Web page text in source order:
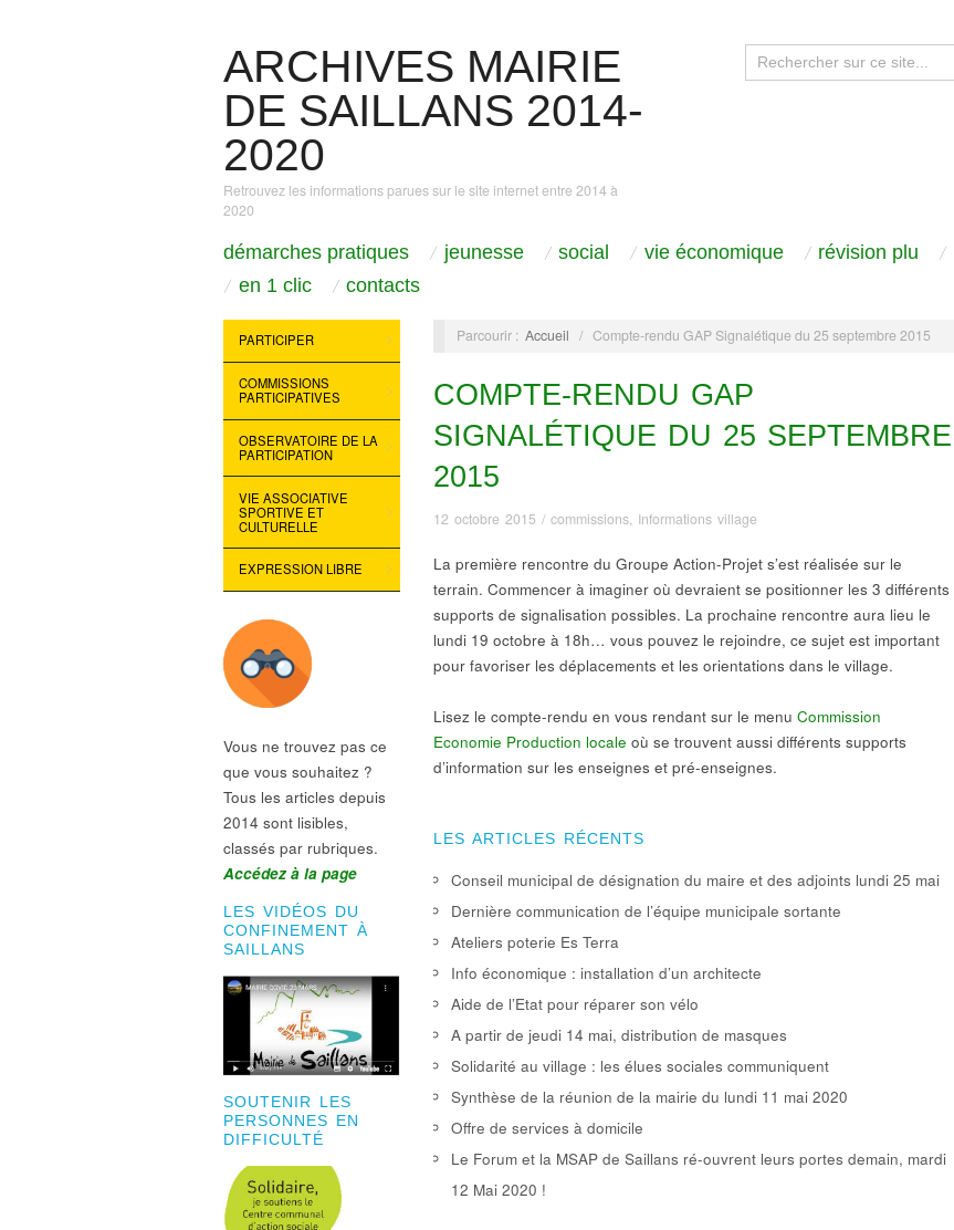
ARCHIVES MAIRIE
DE SAILLANS 2014-
2020
Retrouvez les informations parues sur le site internet entre 2014 à
2020
démarches pratiques jeunesse social vie économique révision plu
en 1 clic
contacts
PARTICIPER
COMMISSIONS
PARTICIPATIVES
OBSERVATOIRE DE LA
PARTICIPATION
VIE ASSOCIATIVE
SPORTIVE ET
CULTURELLE
EXPRESSION LIBRE
Vous ne trouvez pas ce
que vous souhaitez ?
Tous les articles depuis
2014 sont lisibles,
classés par rubriques.
Accédez à la page
LES VIDÉOS DU
CONFINEMENT À
SAILLANS
SOUTENIR LES
PERSONNES EN
DIFFICULTÉ
Parcourir : Accueil / Compte-rendu GAP Signalétique du 25 septembre 2015
COMPTE-RENDU GAP
SIGNALÉTIQUE DU 25 SEPTEMBRE
2015
12 octobre 2015 / commissions Informations village
La première rencontre du Groupe Action-Projet s’est réalisée sur le
terrain. Commencer à imaginer où devraient se positionner les 3 différents
supports de signalisation possibles. La prochaine rencontre aura lieu le
lundi 19 octobre à 18h… vous pouvez le rejoindre, ce sujet est important
pour favoriser les déplacements et les orientations dans le village.
Lisez le compte-rendu en vous rendant sur le menu Commission
Economie Production locale où se trouvent aussi différents supports
d’information sur les enseignes et pré-enseignes.
LES ARTICLES RÉCENTS
Conseil municipal de désignation du maire et des adjoints lundi 25 mai
Dernière communication de l’équipe municipale sortante
Ateliers poterie Es Terra
Info économique : installation d’un architecte
Aide de l’Etat pour réparer son vélo
A partir de jeudi 14 mai, distribution de masques
Solidarité au village : les élues sociales communiquent
Synthèse de la réunion de la mairie du lundi 11 mai 2020
Offre de services à domicile
Le Forum et la MSAP de Saillans ré-ouvrent leurs portes demain, mardi
12 Mai 2020 !